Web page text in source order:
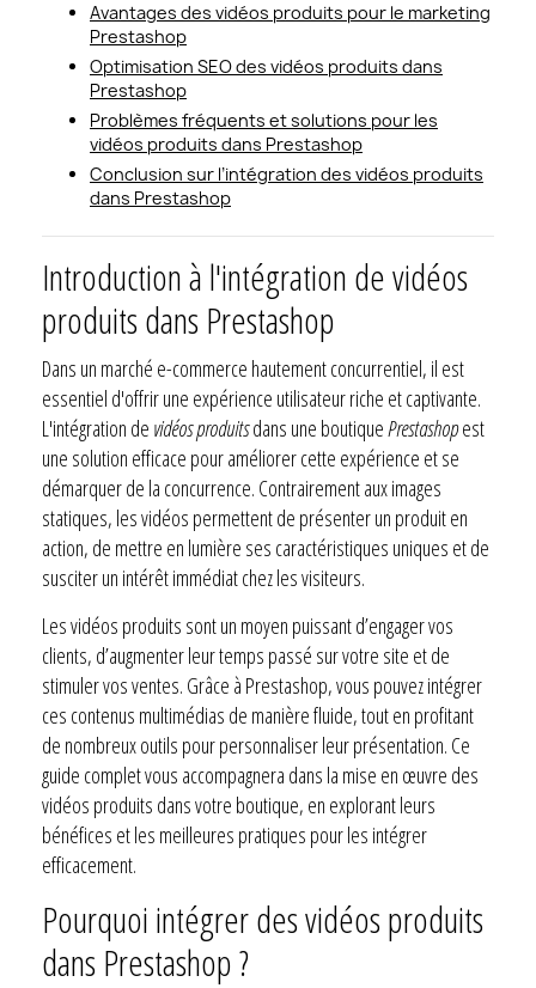
Avantages des vidéos produits pour le marketing
Prestashop
Optimisation SEO des vidéos produits dans
Prestashop
Problèmes fréquents et solutions pour les
vidéos produits dans Prestashop
Conclusion sur l’intégration des vidéos produits
dans Prestashop
Introduction à l'intégration de vidéos
produits dans Prestashop
Dans un marché e-commerce hautement concurrentiel, il est
essentiel d'offrir une expérience utilisateur riche et captivante.
L'intégration de vidéos produitsdans une boutiquePrestashopest
une solution efficace pour améliorer cette expérience et se
démarquer de la concurrence. Contrairement aux images
statiques, les vidéos permettent de présenter un produit en
action, de mettre en lumière ses caractéristiques uniques et de
susciter un intérêt immédiat chez les visiteurs.
Les vidéos produits sont un moyen puissant d’engager vos
clients, d’augmenter leur temps passé sur votre site et de
stimuler vos ventes. Grâce à Prestashop, vous pouvez intégrer
ces contenus multimédias de manière fluide, tout en profitant
de nombreux outils pour personnaliser leur présentation. Ce
guide complet vous accompagnera dans la mise en œuvre des
vidéos produits dans votre boutique, en explorant leurs
bénéfices et les meilleures pratiques pour les intégrer
efficacement.
Pourquoi intégrer des vidéos produits
dans Prestashop ?